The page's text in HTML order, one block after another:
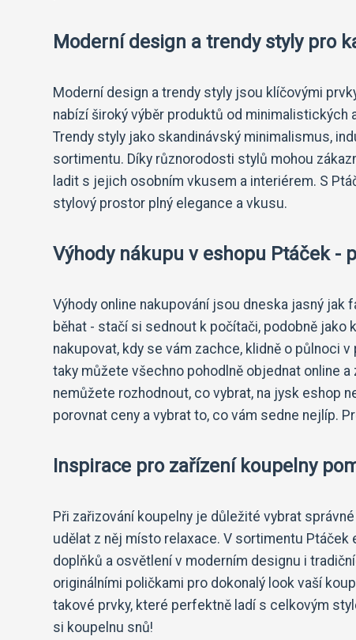
Moderní design a trendy styly pro
Moderní design a trendy styly jsou klíčovými
nabízí široký výběr produktů od minimalistických
Trendy styly jako skandinávský minimalismus,
sortimentu. Díky různorodosti stylů mohou
ladit s jejich osobním vkusem a interiérem. S
stylový prostor plný elegance a vkusu.
Výhody nákupu v eshopu Ptáček -
Výhody online nakupování jsou dneska jasný
běhat - stačí si sednout k počítači, podobně
nakupovat, kdy se vám zachce, klidně o půlnoci v
taky můžete všechno pohodlně objednat online
nemůžete rozhodnout, co vybrat, na jysk eshop
porovnat ceny a vybrat to, co vám sedne nejlíp.
Inspirace pro zařízení koupelny
Při zařizování koupelny je důležité vybrat
udělat z něj místo relaxace. V sortimentu
doplňků a osvětlení v moderním designu i
originálními poličkami pro dokonalý look vaší
takové prvky, které perfektně ladí s celkovým
si koupelnu snů!